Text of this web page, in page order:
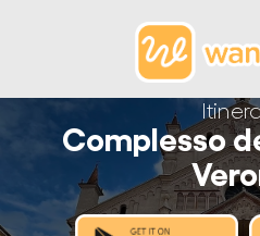
Complesso